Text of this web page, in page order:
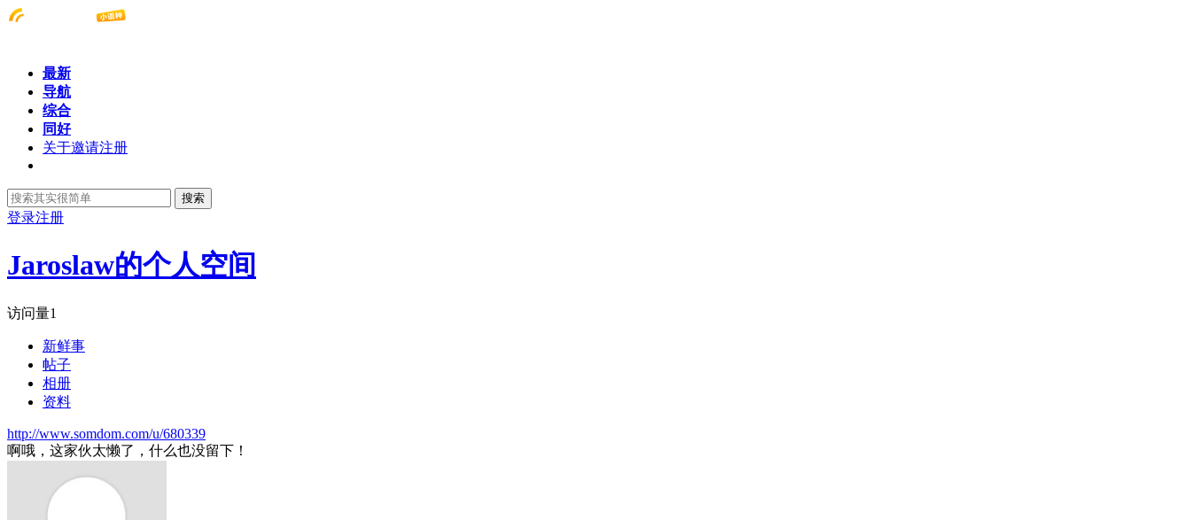
最新
导航
综合
同好
关于邀请注册
搜索
登录注册
Jaroslaw的个人空间
访问量1
新鲜事
帖子
相册
资料
http://www.somdom.com/u/680339
啊哦，这家伙太懒了，什么也没留下！